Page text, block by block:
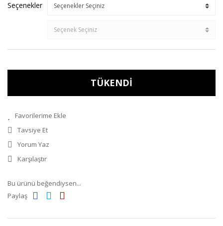
Seçenekler
TÜKENDİ
Tavsiye Et
Yorum Yaz
Karşılaştır
Bu ürünü beğendiysen...
Paylaş